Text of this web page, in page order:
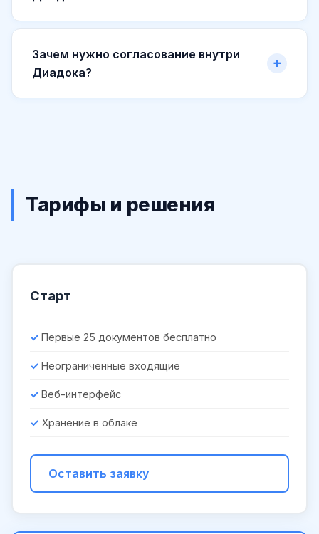
Зачем нужно согласование внутри
Диадока?
Тарифы и решения
Старт
Первые 25 документов бесплатно
Неограниченные входящие
Веб-интерфейс
Хранение в облаке
Оставить заявку